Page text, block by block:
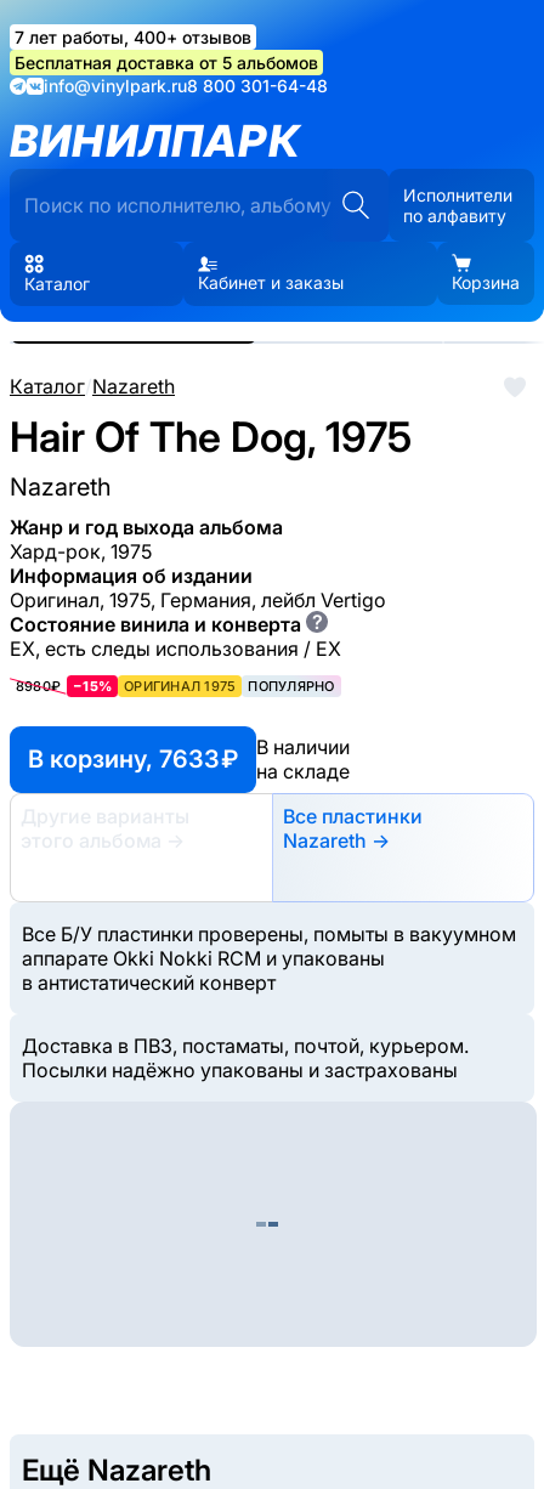
7 лет работы, 400+ отзывов
Бесплатная доставка от 5 альбомов
info@vinylpark.ru8 800 301-64-48
ВИНИЛПАРК
Исполнители
по алфавиту
Каталог Кабинет и заказы Корзина
Каталог/Nazareth
Hair Of The Dog, 1975
Nazareth
Жанр и год выхода альбома
Хард-рок, 1975
Информация об издании
Оригинал, 1975, Германия, лейбл Vertigo
Состояние винила и конверта ?
EX, есть следы использования / EX
8980₽ −15% ОРИГИНАЛ 1975 ПОПУЛЯРНО
В корзину, 7633 ₽
В наличии
на складе
Другие варианты
этого альбома
→
Все пластинки
Nazareth →
Все Б/У пластинки проверены, помыты в вакуумном
аппарате Okki Nokki RCM и упакованы
в антистатический конверт
Доставка в ПВЗ, постаматы, почтой, курьером.
Посылки надёжно упакованы и застрахованы
Реальные фото пластинки.
Нажмите, чтобы увеличить
Ещё Nazareth